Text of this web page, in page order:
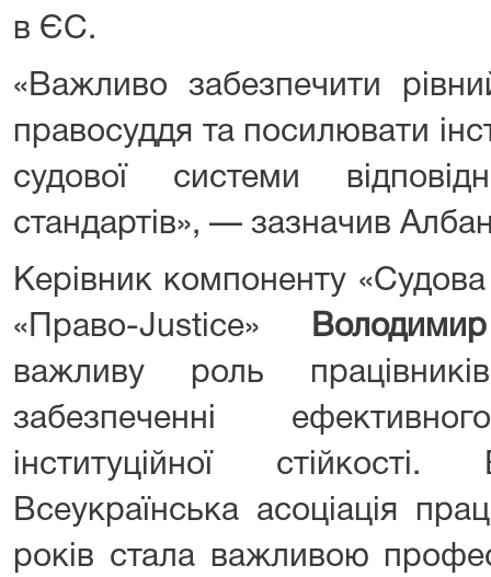
в ЄС.
«Важливо забезпечити
правосуддя та посилювати
судової системи
стандартів», — зазначив
Керівник компоненту
«Право-Justice»
важливу роль
забезпеченні
інституційної
Всеукраїнська асоціація
років стала важливою